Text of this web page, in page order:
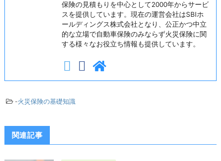
保険の見積もりを中心として2000年からサービ
スを提供しています。現在の運営会社はSBIホ
ールディングス株式会社となり、公正かつ中立
的な立場で自動車保険のみならず火災保険に関
する様々なお役立ち情報も提供しています。
-火災保険の基礎知識
関連記事